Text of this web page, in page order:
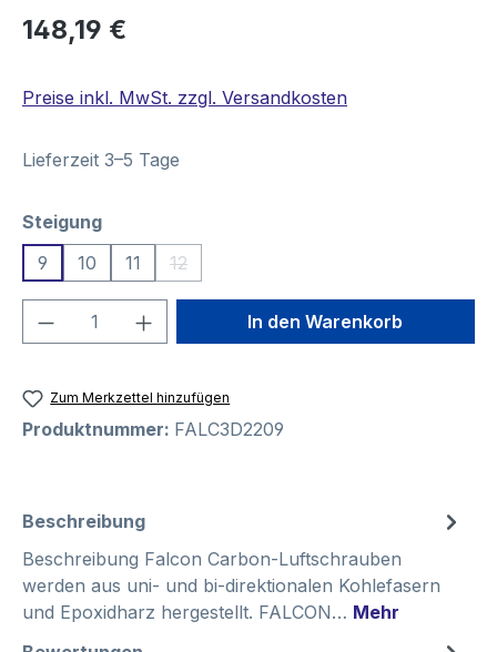
Regulärer Preis:
148,19 €
Preise inkl. MwSt. zzgl. Versandkosten
Lieferzeit 3–5 Tage
Steigungauswählen
9
10 11 12
(Diese Option ist zurzeit nicht verfügbar.)
Produkt Anzahl: Gib denIn den Warenkorb
Zum Merkzettel hinzufügen
Produktnummer: FALC3D2209
Beschreibung
Beschreibung Falcon Carbon-Luftschrauben
werden aus uni- und bi-direktionalen Kohlefasern
und Epoxidharz hergestellt. FALCON… Mehr